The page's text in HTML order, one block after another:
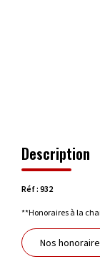
Description
Réf : 932
**Honoraires à la
Nos